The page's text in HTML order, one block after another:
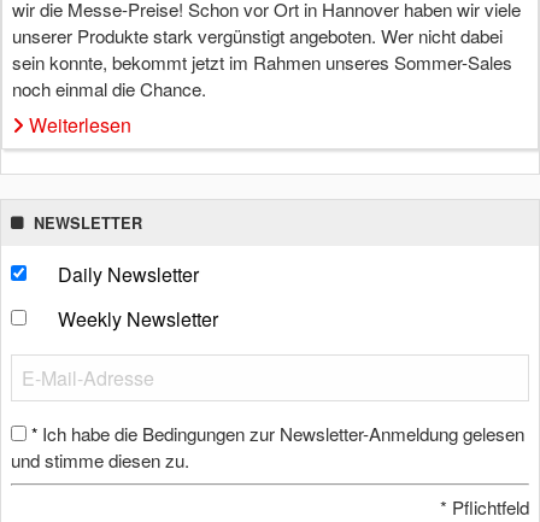
wir die Messe-Preise! Schon vor Ort in Hannover haben wir viele
unserer Produkte stark vergünstigt angeboten. Wer nicht dabei
sein konnte, bekommt jetzt im Rahmen unseres Sommer-Sales
noch einmal die Chance.
Weiterlesen
NEWSLETTER
Daily Newsletter
Weekly Newsletter
* Ich habe die Bedingungen zur Newsletter-Anmeldung gelesen
und stimme diesen zu.
* Pflichtfeld